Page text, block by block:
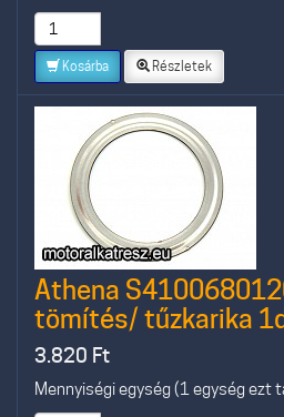
Kosárba Részletek
Athena
tömítés/ tűzkarika
3.820 Ft
Mennyiségi egység (1 egység ezt